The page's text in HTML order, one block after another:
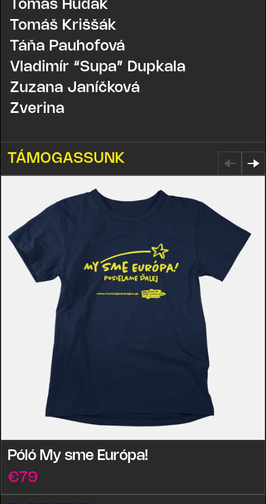
Tomáš Hudák
Tomáš Kriššák
Táňa Pauhofová
Vladimír “Supa” Dupkala
Zuzana Janíčková
Zverina
TÁMOGASSUNK
Póló My sme Európa!
€79